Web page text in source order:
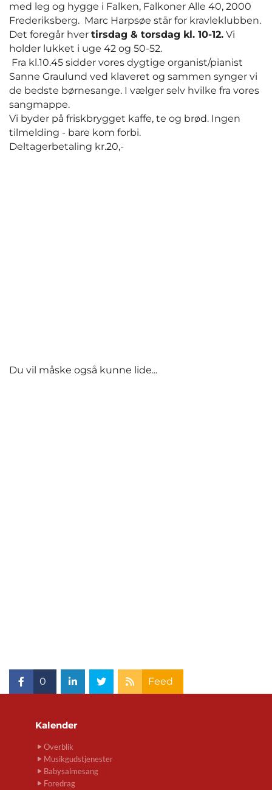
med leg og hygge i Falken, Falkoner Alle 40, 2000
Frederiksberg. Marc Harpsøe står for kravleklubben.
Det foregår hver tirsdag & torsdag kl. 10-12. Vi
holder lukket i uge 42 og 50-52.
Fra kl.10.45 sidder vores dygtige organist/pianist
Sanne Graulund ved klaveret og sammen synger vi
de bedste børnesange. I vælger selv hvilke fra vores
sangmappe.
Vi byder på friskbrygget kaffe, te og brød. Ingen
tilmelding - bare kom forbi.
Deltagerbetaling kr.20,-
Du vil måske også kunne lide...
0 Feed
Kalender
Overblik
Musikgudstjenester
Babysalmesang
Foredrag